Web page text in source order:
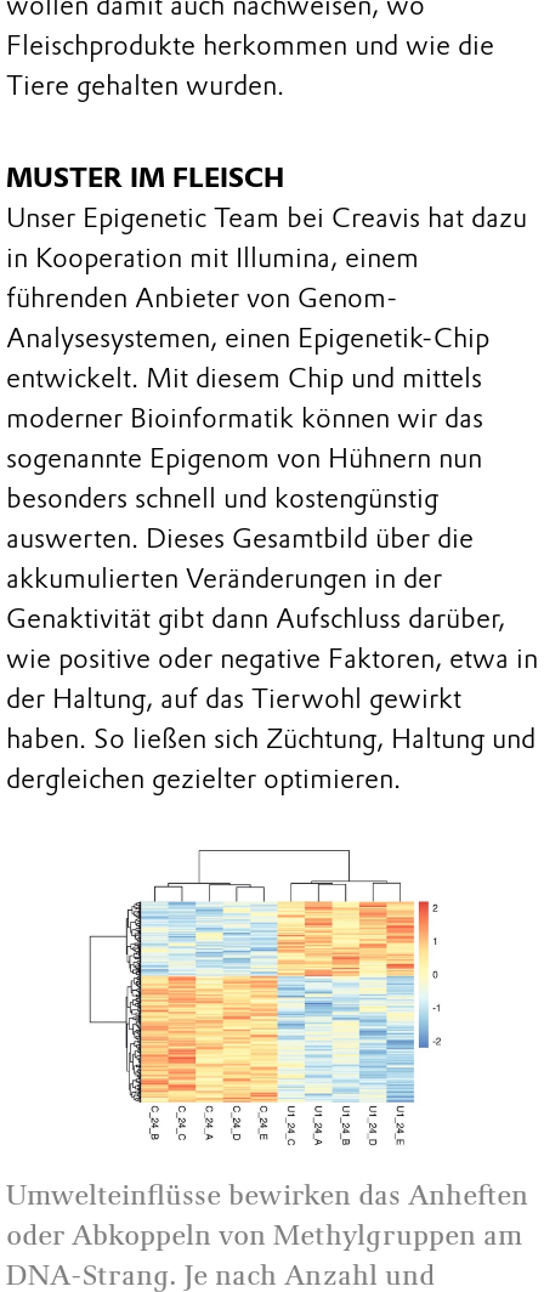
Fleischprodukte herkommen und wie die
Tiere gehalten wurden.
MUSTER IM FLEISCH
Unser Epigenetic Team bei Creavis hat dazu
in Kooperation mit Illumina, einem
führenden Anbieter von Genom-
Analysesystemen, einen Epigenetik-Chip
entwickelt. Mit diesem Chip und mittels
moderner Bioinformatik können wir das
sogenannte Epigenom von Hühnern nun
besonders schnell und kostengünstig
auswerten. Dieses Gesamtbild über die
akkumulierten Veränderungen in der
Genaktivität gibt dann Aufschluss darüber,
wie positive oder negative Faktoren, etwa in
der Haltung, auf das Tierwohl gewirkt
haben. So ließen sich Züchtung, Haltung und
dergleichen gezielter optimieren.
Umwelteinflüsse bewirken das Anheften
oder Abkoppeln von Methylgruppen am
DNA-Strang. Je nach Anzahl und